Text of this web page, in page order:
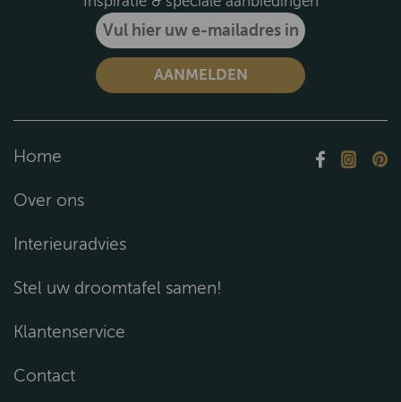
Home
Over ons
Interieuradvies
Stel uw droomtafel samen!
Klantenservice
Contact